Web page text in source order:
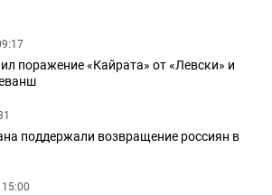
поражение «Кайрата» от «Левски» и
поддержали возвращение россиян в